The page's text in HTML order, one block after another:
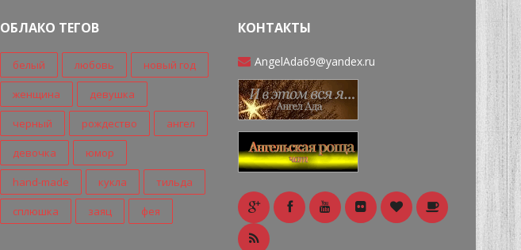
ОБЛАКО ТЕГОВ
белый любовь новый год
женщина девушка
черный рождество ангел
девочка юмор
hand-made кукла тильда
сплюшка заяц фея
КОНТАКТЫ
AngelAda69@yandex.ru